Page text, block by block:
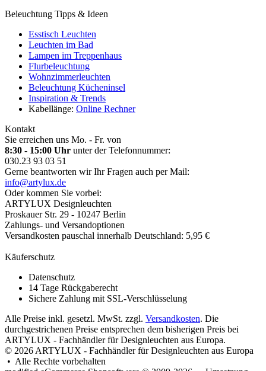
Beleuchtung Tipps & Ideen
Esstisch Leuchten
Leuchten im Bad
Lampen im Treppenhaus
Flurbeleuchtung
Wohnzimmerleuchten
Beleuchtung Kücheninsel
Inspiration & Trends
Kabellänge: Online Rechner
Kontakt
Sie erreichen uns Mo. - Fr. von
8:30 - 15:00 Uhr unter der Telefonnummer:
030.23 93 03 51
Gerne beantworten wir Ihr Fragen auch per Mail:
info@artylux.de
Oder kommen Sie vorbei:
ARTYLUX Designleuchten
Proskauer Str. 29 - 10247 Berlin
Zahlungs- und Versandoptionen
Versandkosten pauschal innerhalb Deutschland: 5,95 €
Käuferschutz
Datenschutz
14 Tage Rückgaberecht
Sichere Zahlung mit SSL-Verschlüsselung
Alle Preise inkl. gesetzl. MwSt. zzgl. Versandkosten. Die
durchgestrichenen Preise entsprechen dem bisherigen Preis bei
ARTYLUX - Fachhändler für Designleuchten aus Europa.
© 2026 ARTYLUX - Fachhändler für Designleuchten aus Europa
• Alle Rechte vorbehalten